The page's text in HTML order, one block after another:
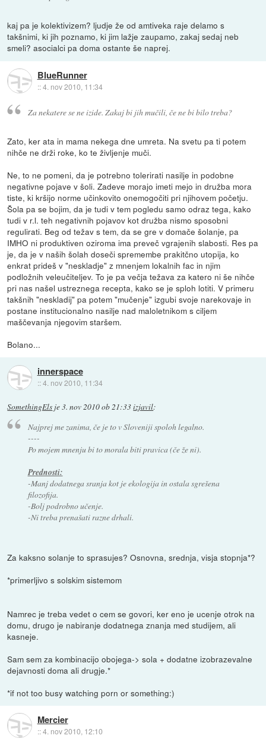
kaj pa je kolektivizem? ljudje že od amtiveka raje delamo s
takšnimi, ki jih poznamo, ki jim lažje zaupamo, zakaj sedaj neb
smeli? asocialci pa doma ostante še naprej.
BlueRunner
::4. nov 2010, 11:34
Za nekatere se ne izide. Zakaj bi jih mučili, če ne bi bilo treba?
Zato, ker ata in mama nekega dne umreta. Na svetu pa ti potem
nihče ne drži roke, ko te življenje muči.
Ne, to ne pomeni, da je potrebno tolerirati nasilje in podobne
negativne pojave v šoli. Zadeve morajo imeti mejo in družba mora
tiste, ki kršijo norme učinkovito onemogočiti pri njihovem početju.
Šola pa se bojim, da je tudi v tem pogledu samo odraz tega, kako
tudi v r.l. teh negativnih pojavov kot družba nismo sposobni
regulirati. Beg od težav s tem, da se gre v domače šolanje, pa
IMHO ni produktiven oziroma ima preveč vgrajenih slabosti. Res pa
je, da je v naših šolah doseči spremembe prakitčno utopija, ko
enkrat prideš v "neskladje" z mnenjem lokalnih fac in njim
podložnih veleučiteljev. To je pa večja težava za katero ni še nihče
pri nas našel ustreznega recepta, kako se je sploh lotiti. V primeru
takšnih "neskladij" pa potem "mučenje" izgubi svoje narekovaje in
postane institucionalno nasilje nad maloletnikom s ciljem
maščevanja njegovim staršem.
Bolano...
innerspace
::4. nov 2010, 11:34
SomethingEls je3. nov 2010 ob 21:33izjavil:
Najprej me zanima, če je to v Sloveniji spoloh legalno.
----
Po mojem mnenju bi to morala biti pravica (če že ni).
Prednosti:
-Manj dodatnega sranja kot je ekologija in ostala sgrešena
filozofija.
-Bolj podrobno učenje.
-Ni treba prenašati razne drhali.
Za kaksno solanje to sprasujes? Osnovna, srednja, visja stopnja*?
*primerljivo s solskim sistemom
Namrec je treba vedet o cem se govori, ker eno je ucenje otrok na
domu, drugo je nabiranje dodatnega znanja med studijem, ali
kasneje.
Sam sem za kombinacijo obojega-> sola + dodatne izobrazevalne
dejavnosti doma ali drugje.*
*if not too busy watching porn or something:)
Mercier
::4. nov 2010, 12:10